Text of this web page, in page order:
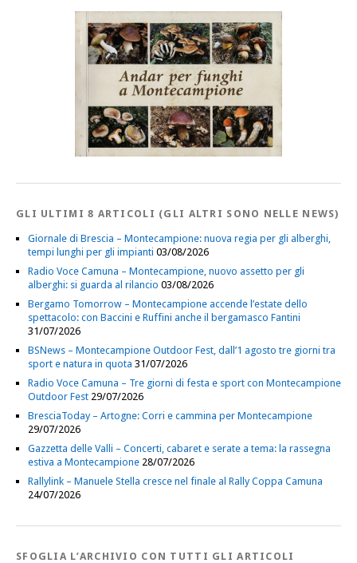
GLI ULTIMI 8 ARTICOLI (GLI ALTRI SONO NELLE NEWS)
Giornale di Brescia – Montecampione: nuova regia per gli alberghi,
tempi lunghi per gli impianti 03/08/2026
Radio Voce Camuna – Montecampione, nuovo assetto per gli
alberghi: si guarda al rilancio 03/08/2026
Bergamo Tomorrow – Montecampione accende l’estate dello
spettacolo: con Baccini e Ruffini anche il bergamasco Fantini
31/07/2026
BSNews – Montecampione Outdoor Fest, dall’1 agosto tre giorni tra
sport e natura in quota 31/07/2026
Radio Voce Camuna – Tre giorni di festa e sport con Montecampione
Outdoor Fest 29/07/2026
BresciaToday – Artogne: Corri e cammina per Montecampione
29/07/2026
Gazzetta delle Valli – Concerti, cabaret e serate a tema: la rassegna
estiva a Montecampione 28/07/2026
Rallylink – Manuele Stella cresce nel finale al Rally Coppa Camuna
24/07/2026
SFOGLIA L’ARCHIVIO CON TUTTI GLI ARTICOLI